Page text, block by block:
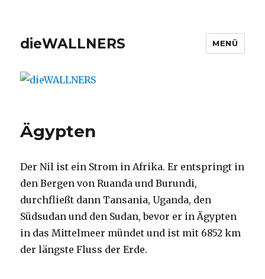
dieWALLNERS MENÜ
Ägypten
Der Nil ist ein Strom in Afrika. Er entspringt in
den Bergen von Ruanda und Burundi,
durchfließt dann Tansania, Uganda, den
Südsudan und den Sudan, bevor er in Ägypten
in das Mittelmeer mündet und ist mit 6852 km
der längste Fluss der Erde.